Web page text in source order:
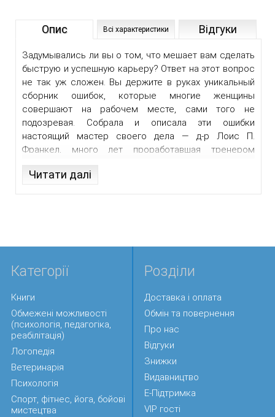
Опис Всі характеристики Відгуки
Задумывались ли вы о том, что мешает вам сделать
быструю и успешную карьеру? Ответ на этот вопрос
не так уж сложен. Вы держите в руках уникальный
сборник ошибок, которые многие женщины
совершают на рабочем месте, сами того не
подозревая. Собрала и описала эти ошибки
настоящий мастер своего дела — д-р Лоис П.
Франкел, много лет проработавшая тренером
читателей все ошибки в книге сгруппированы по
ваша карьера целиком в ваших руках. Помните — не
перестать вести себя как маленькая девочка! Книга
возрастов и профессий, а также руководителям,
заинтересованным в оптимизации работы
персонала.
Читати далі
Категорії
Книги
Обмежені можливості
(психологія, педагогіка,
реабілітація)
Логопедія
Ветеринарія
Психологія
Спорт, фітнес, йога, бойові
мистецтва
Розділи
Доставка і оплата
Обмін та повернення
Про нас
Відгуки
Знижки
Видавництво
Е-Підтримка
VIP гості